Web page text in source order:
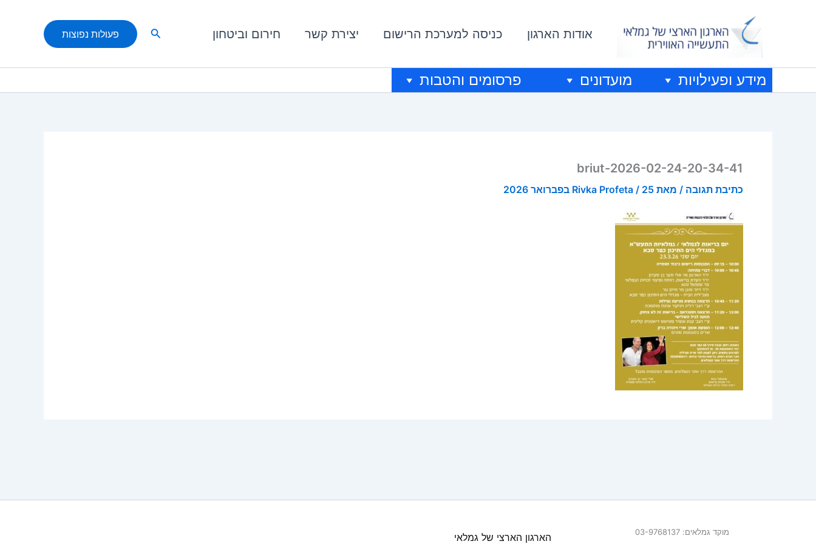
אודות הארגון כניסה למערכת הרישום יצירת קשר חירום וביטחון חיפוש פעולות נפוצות
מידע ופעילויות מועדונים פרסומים והטבות
briut-2026-02-24-20-34-41
כתיבת תגובה / מאת Rivka Profeta / 25 בפברואר 2026
מוקד גמלאים: 03-9768137 הארגון הארצי של גמלאי